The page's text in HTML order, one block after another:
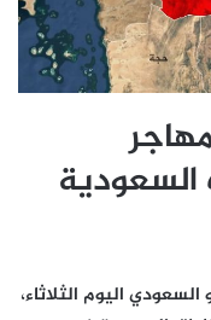
اليوم الثلاثاء،